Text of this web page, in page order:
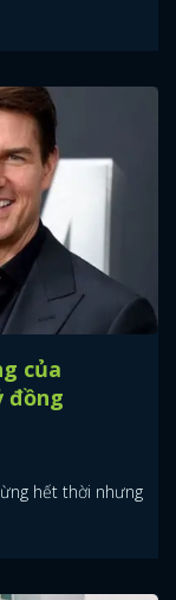
của
đồng
hết thời nhưng